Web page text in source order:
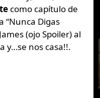
como capítulo de
“Nunca Digas
(ojo Spoiler) al
y…se nos casa!!.